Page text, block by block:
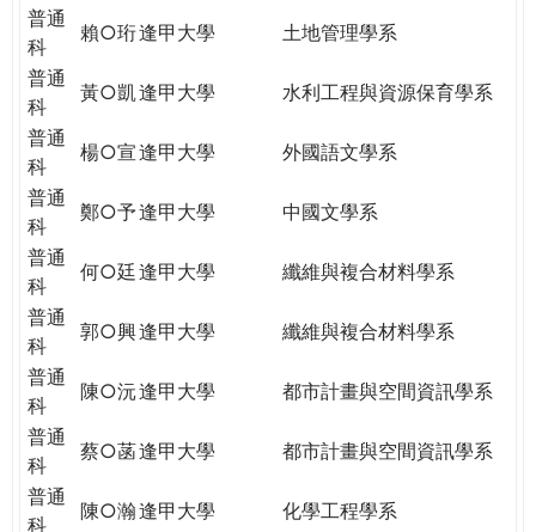
普通
科
賴○珩逢甲大學
土地管理學系
普通
科
黃○凱逢甲大學
水利工程與資源保育學系
普通
科
楊○宣逢甲大學
外國語文學系
普通
科
鄭○予逢甲大學
中國文學系
普通
科
何○廷逢甲大學
纖維與複合材料學系
普通
科
郭○興逢甲大學
纖維與複合材料學系
普通
科
陳○沅逢甲大學
都市計畫與空間資訊學系
普通
科
蔡○菡逢甲大學
都市計畫與空間資訊學系
普通
科
陳○瀚逢甲大學
化學工程學系